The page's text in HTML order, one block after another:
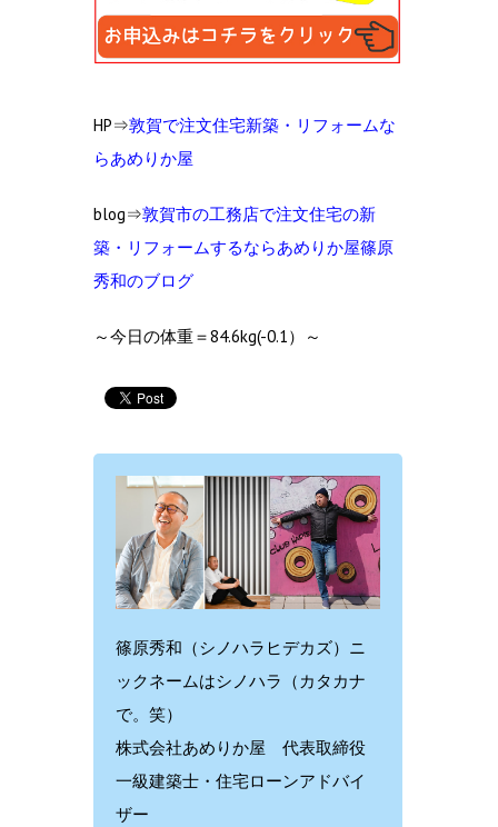
HP⇒敦賀で注文住宅新築・リフォームな
らあめりか屋
blog⇒敦賀市の工務店で注文住宅の新
築・リフォームするならあめりか屋篠原
秀和のブログ
～今日の体重＝84.6kg(-0.1）～
篠原秀和（シノハラヒデカズ）ニ
ックネームはシノハラ（カタカナ
で。笑）
株式会社あめりか屋 代表取締役
一級建築士・住宅ローンアドバイ
ザー